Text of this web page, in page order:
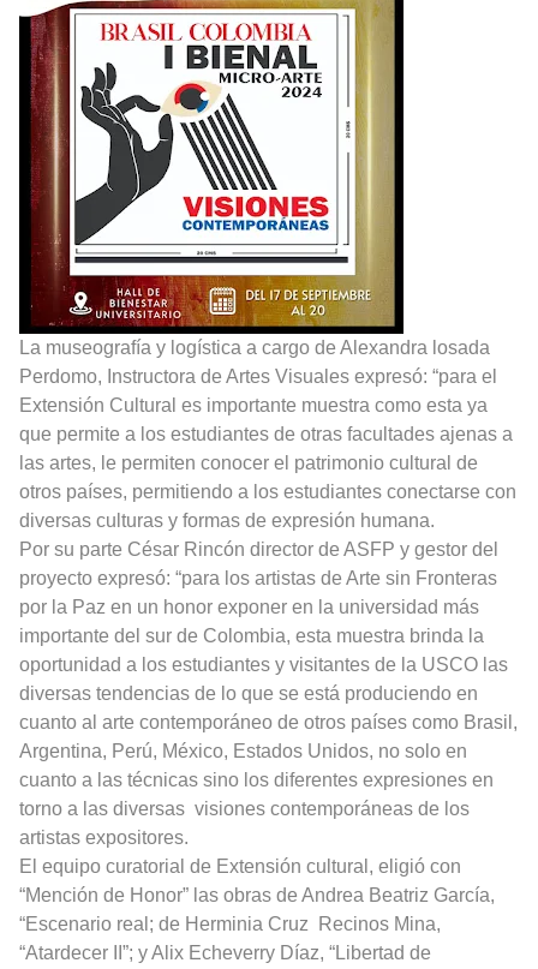
La museografía y logística a cargo de Alexandra losada
Perdomo, Instructora de Artes Visuales expresó: “para el
Extensión Cultural es importante muestra como esta ya
que permite a los estudiantes de otras facultades ajenas a
las artes, le permiten conocer el patrimonio cultural de
otros países, permitiendo a los estudiantes conectarse con
diversas culturas y formas de expresión humana.
Por su parte César Rincón director de ASFP y gestor del
proyecto expresó: “para los artistas de Arte sin Fronteras
por la Paz en un honor exponer en la universidad más
importante del sur de Colombia, esta muestra brinda la
oportunidad a los estudiantes y visitantes de la USCO las
diversas tendencias de lo que se está produciendo en
cuanto al arte contemporáneo de otros países como Brasil,
Argentina, Perú, México, Estados Unidos, no solo en
cuanto a las técnicas sino los diferentes expresiones en
torno a las diversas visiones contemporáneas de los
artistas expositores.
El equipo curatorial de Extensión cultural, eligió con
“Mención de Honor” las obras de Andrea Beatriz García,
“Escenario real; de Herminia Cruz
Recinos Mina,
“Atardecer II”; y Alix Echeverry Díaz, “Libertad de